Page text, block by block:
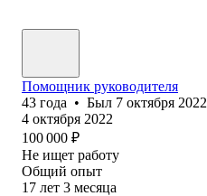
Помощник руководителя
43 года • Был 7 октября 2022
4 октября 2022
100 000 ₽
Не ищет работу
Общий опыт
17 лет 3 месяца